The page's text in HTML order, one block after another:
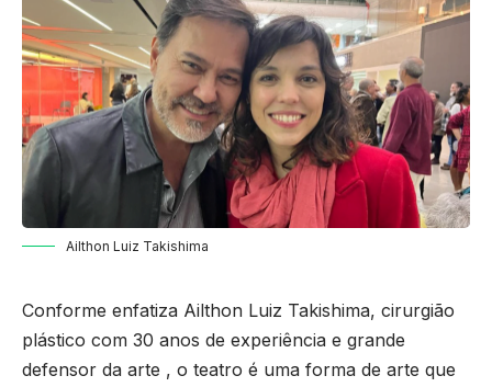
Ailthon Luiz Takishima
Conforme enfatiza Ailthon Luiz Takishima, cirurgião
plástico com 30 anos de experiência e grande
defensor da arte , o teatro é uma forma de arte que